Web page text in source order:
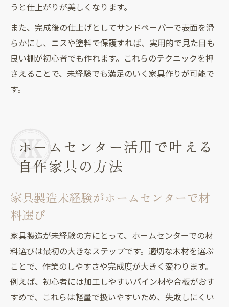
うと仕上がりが美しくなります。
また、完成後の仕上げとしてサンドペーパーで表面を滑
らかにし、ニスや塗料で保護すれば、実用的で見た目も
良い棚が初心者でも作れます。これらのテクニックを押
さえることで、未経験でも満足のいく家具作りが可能で
す。
ホームセンター活用で叶える
自作家具の方法
家具製造未経験がホームセンターで材
料選び
家具製造が未経験の方にとって、ホームセンターでの材
料選びは最初の大きなステップです。適切な木材を選ぶ
ことで、作業のしやすさや完成度が大きく変わります。
例えば、初心者には加工しやすいパイン材や合板がおす
すめで、これらは軽量で扱いやすいため、失敗しにくい